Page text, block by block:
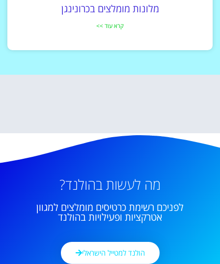
מלונות מומלצים בכרונינגן
קרא עוד >>
מה לעשות בהולנד?
לפניכם רשימת כרטיסים מומלצים למגוון
אטרקציות ופעילויות בהולנד
הולנד למטייל הישראלי